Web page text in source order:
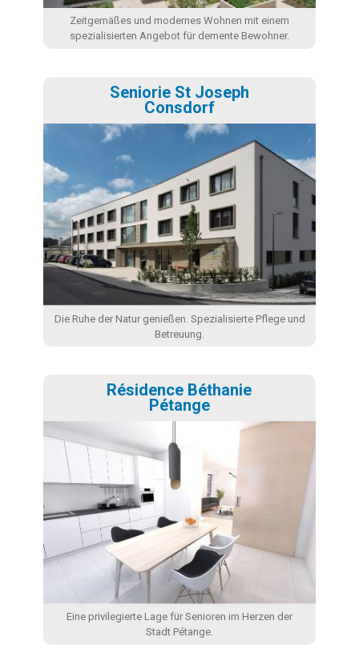
Zeitgemäßes und modernes Wohnen mit einem
spezialisierten Angebot für demente Bewohner.
Seniorie St Joseph
Consdorf
Die Ruhe der Natur genießen. Spezialisierte Pflege und
Betreuung.
Résidence Béthanie
Pétange
Eine privilegierte Lage für Senioren im Herzen der
Stadt Pétange.